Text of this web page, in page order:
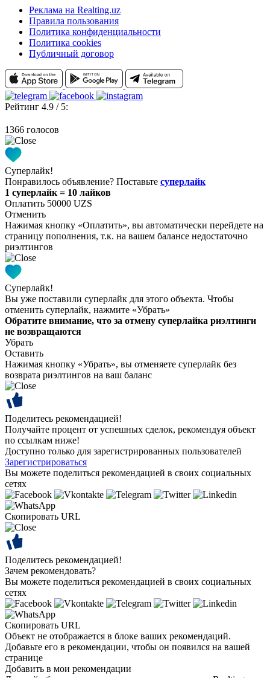
Реклама на Realting.uz
Правила пользования
Политика конфиденциальности
Политика cookies
Публичный договор
Рейтинг 4.9 / 5:
1366 голосов
Суперлайк!
Понравилось объявление? Поставьте суперлайк
1 суперлайк = 10 лайков
Оплатить 50000 UZS
Отменить
Нажимая кнопку «Оплатить», вы автоматически перейдете на
страницу пополнения, т.к. на вашем балансе недостаточно
риэлтингов
Суперлайк!
Вы уже поставили суперлайк для этого объекта. Чтобы
отменить суперлайк, нажмите «Убрать»
Обратите внимание, что за отмену суперлайка риэлтинги
не возвращаются
Убрать
Оставить
Нажимая кнопку «Убрать», вы отменяете суперлайк без
возврата риэлтингов на ваш баланс
Поделитесь рекомендацией!
Получайте процент от успешных сделок, рекомендуя объект
по ссылкам ниже!
Доступно только для зарегистрированных пользователей
Зарегистрироваться
Вы можете поделиться рекомендацией в своих социальных
сетях
Скопировать URL
Поделитесь рекомендацией!
Зачем рекомендовать?
Вы можете поделиться рекомендацией в своих социальных
сетях
Скопировать URL
Объект не отображается в блоке ваших рекомендаций.
Добавьте его в рекомендации, чтобы он появился на вашей
странице
Добавить в мои рекомендации